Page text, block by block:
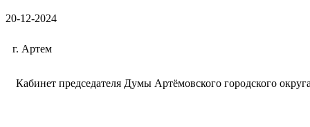
20-12-2024
г. Артем
Кабинет председателя Думы Артёмовского городского